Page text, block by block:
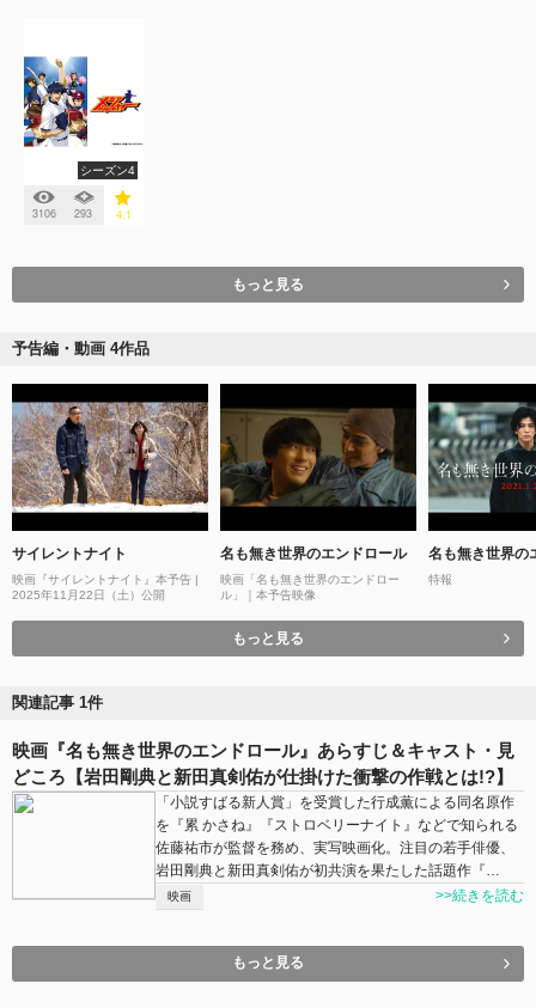
シーズン4
3106 293 4.1
もっと見る
予告編・動画 4作品
サイレントナイト
映画『サイレントナイト』本予告 |
2025年11月22日（土）公開
名も無き世界のエンドロール
映画「名も無き世界のエンドロー
ル」｜本予告映像
名も無き世界の
特報
もっと見る
関連記事 1件
映画『名も無き世界のエンドロール』あらすじ＆キャスト・見
どころ【岩田剛典と新田真剣佑が仕掛けた衝撃の作戦とは!?】
「小説すばる新人賞」を受賞した行成薫による同名原作
を『累 かさね』『ストロベリーナイト』などで知られる
佐藤祐市が監督を務め、実写映画化。注目の若手俳優、
岩田剛典と新田真剣佑が初共演を果たした話題作『…
映画 >>続きを読む
もっと見る